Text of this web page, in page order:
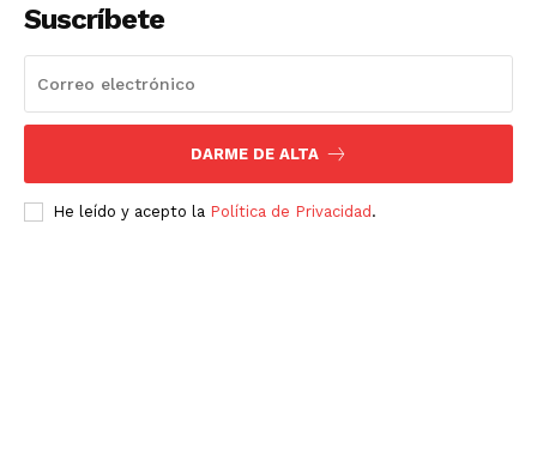
Suscríbete
DARME DE ALTA
He leído y acepto la Política de Privacidad .